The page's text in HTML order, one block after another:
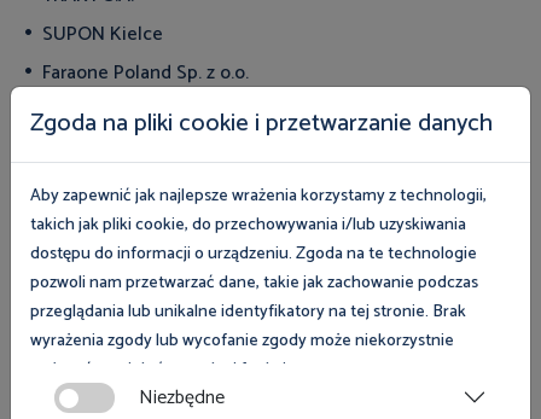
SUPON Kielce
Faraone Poland Sp. z o.o.
Platforma Bezpieczeństwa Częstochowa
TVP Info
TVP 3
TVP 3 Kielce
Radio Kielceradiokielce.pl
Zgoda na pliki cookie i przetwarzanie danych
Aby zapewnić jak najlepsze wrażenia korzystamy z technologii,
takich jak pliki cookie, do przechowywania i/lub uzyskiwania
dostępu do informacji o urządzeniu. Zgoda na te technologie
pozwoli nam przetwarzać dane, takie jak zachowanie podczas
przeglądania lub unikalne identyfikatory na tej stronie. Brak
wyrażenia zgody lub wycofanie zgody może niekorzystnie
wpłynąć na niektóre cechy i funkcje.
Niezbędne